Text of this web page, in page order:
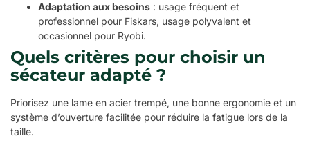
Adaptation aux besoins : usage fréquent et
professionnel pour Fiskars, usage polyvalent et
occasionnel pour Ryobi.
Quels critères pour choisir un
sécateur adapté ?
Priorisez une lame en acier trempé, une bonne ergonomie et un
système d’ouverture facilitée pour réduire la fatigue lors de la
taille.